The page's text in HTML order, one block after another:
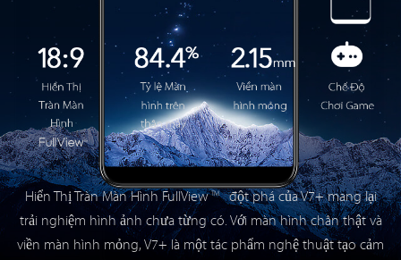
Hiển Thị Tràn Màn Hình FullView TM
đột phá của V7+ mang lại
trải nghiệm hình ảnh chưa từng có. Với màn hình chân thật và
viền màn hình mỏng, V7+ là một tác phẩm nghệ thuật tạo cảm